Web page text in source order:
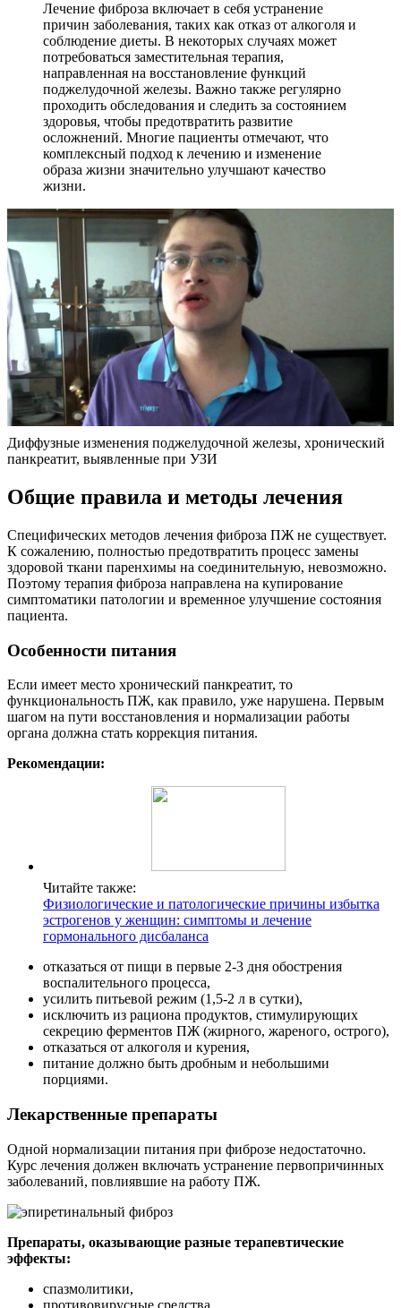
Лечение фиброза включает в себя устранение
причин заболевания, таких как отказ от алкоголя и
соблюдение диеты. В некоторых случаях может
потребоваться заместительная терапия,
направленная на восстановление функций
поджелудочной железы. Важно также регулярно
проходить обследования и следить за состоянием
здоровья, чтобы предотвратить развитие
осложнений. Многие пациенты отмечают, что
комплексный подход к лечению и изменение
образа жизни значительно улучшают качество
жизни.
Диффузные изменения поджелудочной железы, хронический
панкреатит, выявленные при УЗИ
Общие правила и методы лечения
Специфических методов лечения фиброза ПЖ не существует.
К сожалению, полностью предотвратить процесс замены
здоровой ткани паренхимы на соединительную, невозможно.
Поэтому терапия фиброза направлена на купирование
симптоматики патологии и временное улучшение состояния
пациента.
Особенности питания
Если имеет место хронический панкреатит, то
функциональность ПЖ, как правило, уже нарушена. Первым
шагом на пути восстановления и нормализации работы
органа должна стать коррекция питания.
Рекомендации:
Читайте также:
Физиологические и патологические причины избытка
эстрогенов у женщин: симптомы и лечение
гормонального дисбаланса
отказаться от пищи в первые 2-3 дня обострения
воспалительного процесса,
усилить питьевой режим (1,5-2 л в сутки),
исключить из рациона продуктов, стимулирующих
секрецию ферментов ПЖ (жирного, жареного, острого),
отказаться от алкоголя и курения,
питание должно быть дробным и небольшими
порциями.
Лекарственные препараты
Одной нормализации питания при фиброзе недостаточно.
Курс лечения должен включать устранение первопричинных
заболеваний, повлиявшие на работу ПЖ.
Препараты, оказывающие разные терапевтические
эффекты:
спазмолитики,
противовирусные средства,